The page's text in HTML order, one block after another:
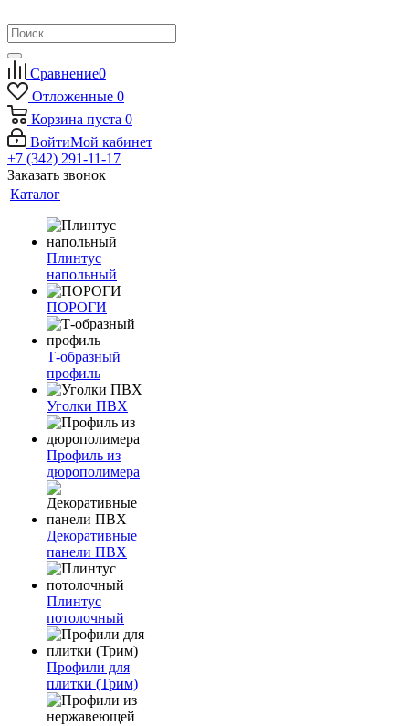
Сравнение0
Отложенные 0
Корзина пуста 0
ВойтиМой кабинет
+7 (342) 291-11-17
Заказать звонок
Каталог
Плинтус
напольный
ПОРОГИ
Т-образный
профиль
Уголки ПВХ
Профиль из
дюрополимера
Декоративные
панели ПВХ
Плинтус
потолочный
Профили для
плитки (Трим)